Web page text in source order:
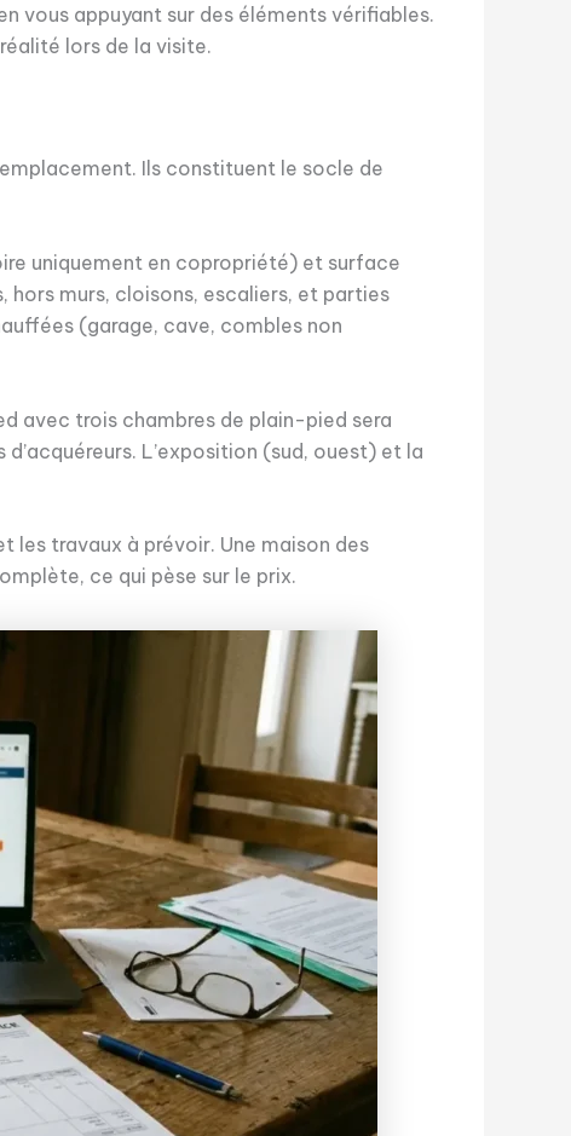
vous appuyant sur des éléments vérifiables.
lors de la visite.
Ils constituent le socle de
uniquement en copropriété) et surface
hors murs, cloisons, escaliers, et parties
(garage, cave, combles non
avec trois chambres de plain-pied sera
L’exposition (sud, ouest) et la
les travaux à prévoir. Une maison des
ce qui pèse sur le prix.